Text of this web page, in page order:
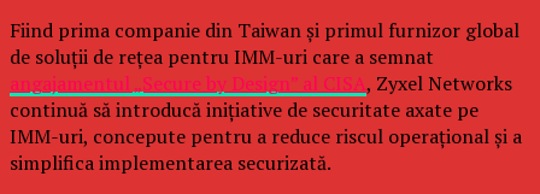
Fiind prima companie din Taiwan și primul furnizor global
de soluții de rețea pentru IMM-uri care a semnat
angajamentul „Secure by Design” al CISA, Zyxel Networks
continuă să introducă inițiative de securitate axate pe
IMM-uri, concepute pentru a reduce riscul operațional și a
simplifica implementarea securizată.